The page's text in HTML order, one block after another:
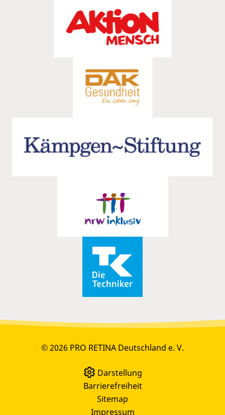
© 2026 PRO RETINA Deutschland e. V.
Darstellung
Barrierefreiheit
Sitemap
Impressum